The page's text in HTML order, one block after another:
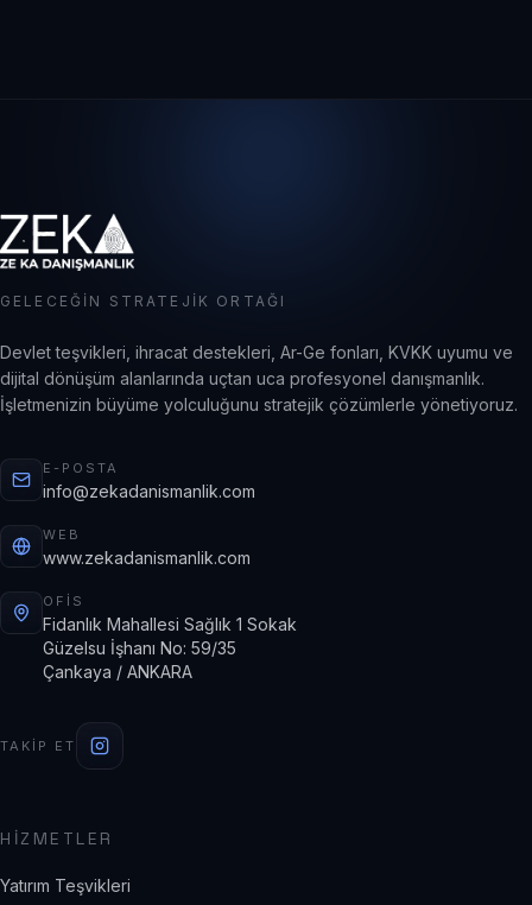
GELECEĞIN STRATEJIK ORTAĞI
Devlet teşvikleri, ihracat destekleri, Ar-Ge fonları, KVKK uyumu ve
dijital dönüşüm alanlarında uçtan uca profesyonel danışmanlık.
İşletmenizin büyüme yolculuğunu stratejik çözümlerle yönetiyoruz.
E-POSTA
info@zekadanismanlik.com
WEB
www.zekadanismanlik.com
OFIS
Fidanlık Mahallesi Sağlık 1 Sokak
Güzelsu İşhanı No: 59/35
Çankaya / ANKARA
TAKIP ET
HIZMETLER
Yatırım Teşvikleri